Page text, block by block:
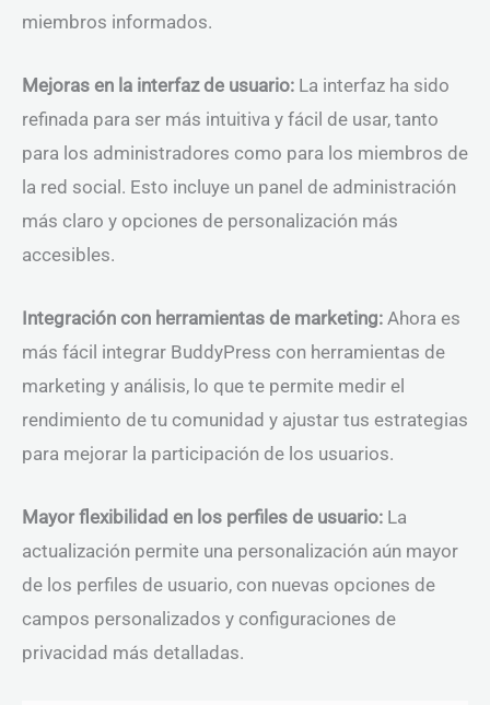
miembros informados.
Mejoras en la interfaz de usuario: La interfaz ha sido
refinada para ser más intuitiva y fácil de usar, tanto
para los administradores como para los miembros de
la red social. Esto incluye un panel de administración
más claro y opciones de personalización más
accesibles.
Integración con herramientas de marketing: Ahora es
más fácil integrar BuddyPress con herramientas de
marketing y análisis, lo que te permite medir el
rendimiento de tu comunidad y ajustar tus estrategias
para mejorar la participación de los usuarios.
Mayor flexibilidad en los perfiles de usuario: La
actualización permite una personalización aún mayor
de los perfiles de usuario, con nuevas opciones de
campos personalizados y configuraciones de
privacidad más detalladas.